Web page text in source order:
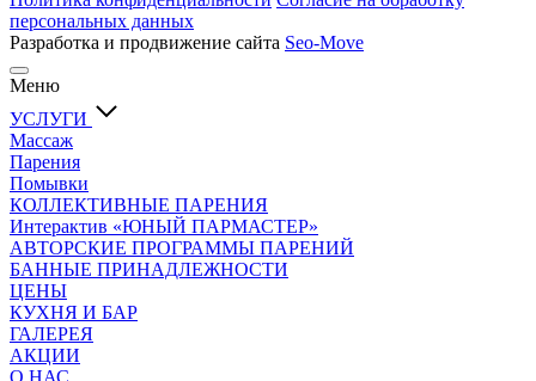
персональных данных
Разработка и продвижение сайта Seo-Move
Меню
УСЛУГИ
Массаж
Парения
Помывки
КОЛЛЕКТИВНЫЕ ПАРЕНИЯ
Интерактив «ЮНЫЙ ПАРМАСТЕР»
АВТОРСКИЕ ПРОГРАММЫ ПАРЕНИЙ
БАННЫЕ ПРИНАДЛЕЖНОСТИ
ЦЕНЫ
КУХНЯ И БАР
ГАЛЕРЕЯ
АКЦИИ
О НАС